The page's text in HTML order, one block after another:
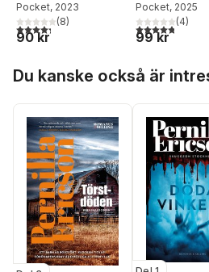
Pocket, 2023
4,3utav 5 stjärnor. Totalt antal röster:
(8)
90 kr
Pocket, 2025
4,8utav 5(4)
99 kr
Du kanske också är